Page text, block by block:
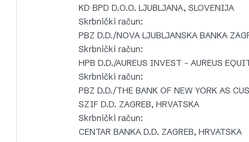
KD BPD D.O.O. LJUBLJANA, SLOVENIJA
Skrbnički račun:
PBZ D.D./NOVA LJUBLJANSKA BANKA
Skrbnički račun:
HPB D.D./AUREUS INVEST – AUREUS
Skrbnički račun:
PBZ D.D./THE BANK OF NEW YORK AS
SZIF D.D. ZAGREB, HRVATSKA
Skrbnički račun:
CENTAR BANKA D.D. ZAGREB, HRVATSKA